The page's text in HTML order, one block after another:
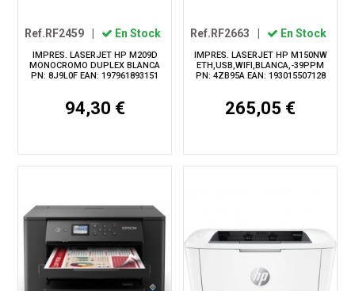
Ref.RF2459 | En Stock
IMPRES. LASERJET HP M209D
MONOCROMO DUPLEX BLANCA
PN: 8J9L0F EAN: 197961893151
94,30 €
Ref.RF2663 | En Stock
IMPRES. LASERJET HP M150NW
ETH,USB,WIFI,BLANCA,-39PPM
PN: 4ZB95A EAN: 193015507128
265,05 €